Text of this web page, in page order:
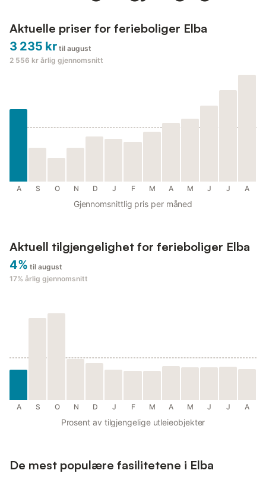
Aktuelle priser for ferieboliger Elba
3 235 kr til august
2 556 kr årlig gjennomsnitt
A S O N D J F M A M J J A
Gjennomsnittlig pris per måned
Aktuell tilgjengelighet for ferieboliger Elba
4% til august
17% årlig gjennomsnitt
A S O N D J F M A M J J A
Prosent av tilgjengelige utleieobjekter
De mest populære fasilitetene i Elba